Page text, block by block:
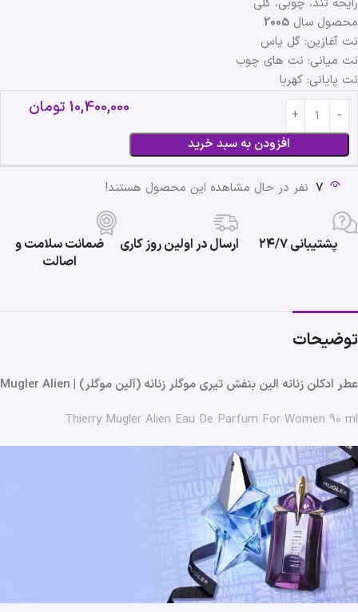
رایحه تند، چوبی، گلی
محصول سال 2005
نت آغازین: گل یاس
نت میانی: نت های چوب
نت پایانی: کهربا
افزودن به سبد خرید
10,400,000 تومان
7 نفر در حال مشاهده این محصول هستند!
پشتیبانی ۲۴/۷ ارسال در اولین روز کاری
ضمانت سلامت و
اصالت
توضیحات
عطر ادکلن زنانه الین بنفش تیری موگلر زنانه (آلین موگلر) | Mugler Alien
Thierry Mugler Alien Eau De Parfum For Women 90 ml